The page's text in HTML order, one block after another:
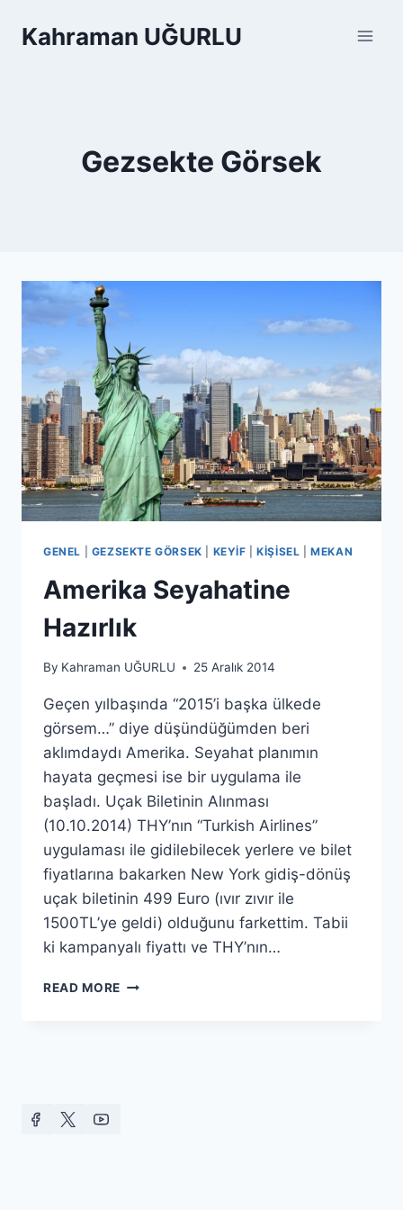
Kahraman UĞURLU
Gezsekte Görsek
GENEL GEZSEKTE GÖRSEK KEYIF |KIŞISEL |MEKAN
Amerika Seyahatine
Hazırlık
By Kahraman UĞURLU 25 Aralık 2014
Geçen yılbaşında “2015’i başka ülkede
görsem…” diye düşündüğümden beri
aklımdaydı Amerika. Seyahat planımın
hayata geçmesi ise bir uygulama ile
başladı. Uçak Biletinin Alınması
(10.10.2014) THY’nın “Turkish Airlines”
uygulaması ile gidilebilecek yerlere ve bilet
fiyatlarına bakarken New York gidiş-dönüş
uçak biletinin 499 Euro (ıvır zıvır ile
1500TL’ye geldi) olduğunu farkettim. Tabii
ki kampanyalı fiyattı ve THY’nın…
READ MORE AMERIKA